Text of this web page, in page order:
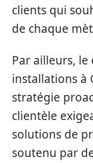
clients qui
de chaque
Par ailleurs,
installations à
stratégie
clientèle
solutions de
soutenu par